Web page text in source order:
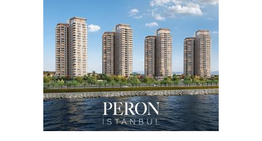
Esat BİNDESEN
Başkan Sekmen’den Erzurum’a
bir vizyon proje daha!
02 Ağustos 2026 Pazar
Kadir SABUNCUOĞLU
Erzurumspor’un köşe taşları
29 Haziran 2026 Pazartesi